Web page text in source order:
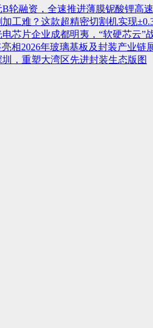
轮融资，全速推进薄膜铌酸锂高
工难？这款超精密切割机实现
芯片企业成都明夷，“软硬芯云”
相2026年玻璃基板及封装产业链
，重塑大湾区先进封装生态版图